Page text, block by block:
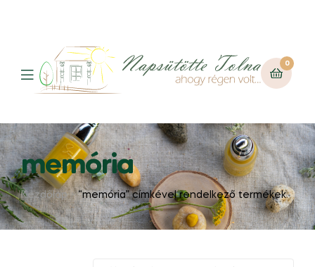
0
memória
Kezdőlap “memória” címkével rendelkező termékek